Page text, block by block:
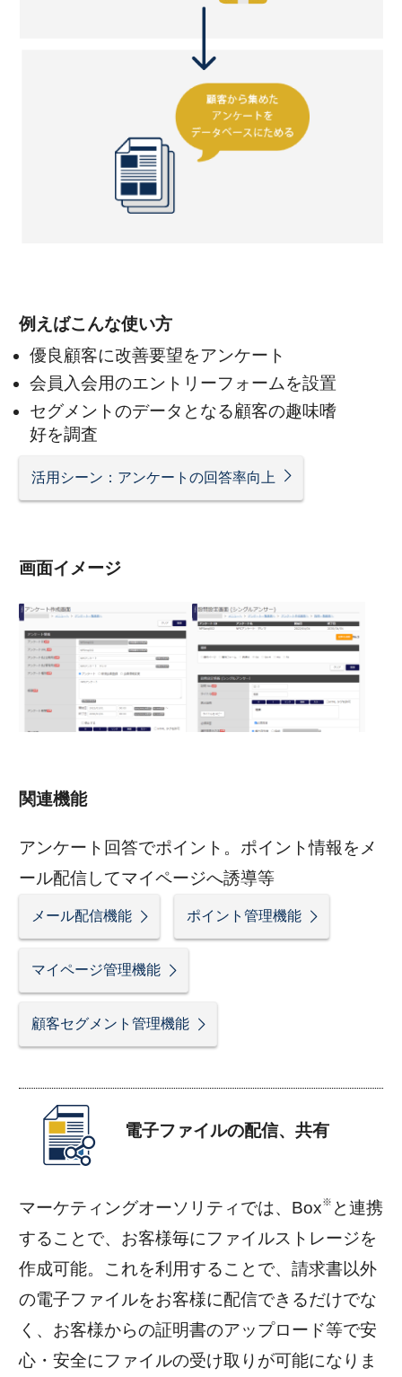
例えばこんな使い方
優良顧客に改善要望をアンケート
会員入会用のエントリーフォームを設置
セグメントのデータとなる顧客の趣味嗜
好を調査
活用シーン：アンケートの回答率向上
画面イメージ
関連機能
アンケート回答でポイント。ポイント情報をメ
ール配信してマイページへ誘導等
メール配信機能 ポイント管理機能
マイページ管理機能
顧客セグメント管理機能
電子ファイルの配信、共有
マーケティングオーソリティでは、Box※ と連携
することで、お客様毎にファイルストレージを
作成可能。これを利用することで、請求書以外
の電子ファイルをお客様に配信できるだけでな
く、お客様からの証明書のアップロード等で安
心・安全にファイルの受け取りが可能になりま